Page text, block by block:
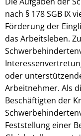
nach § 178 SGB IX
Förderung der
das Arbeitsleben.
oder
Arbeitnehmer. Als
Beschäftigten der
Feststellung einer